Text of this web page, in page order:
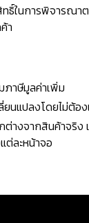
ธิ์ในการพิจารณา
า
ภาษีมูลค่าเพิ่ม
ยนแปลงโดยไม่ต้อ
างจากสินค้าจริง
ต่ละหน้าจอ